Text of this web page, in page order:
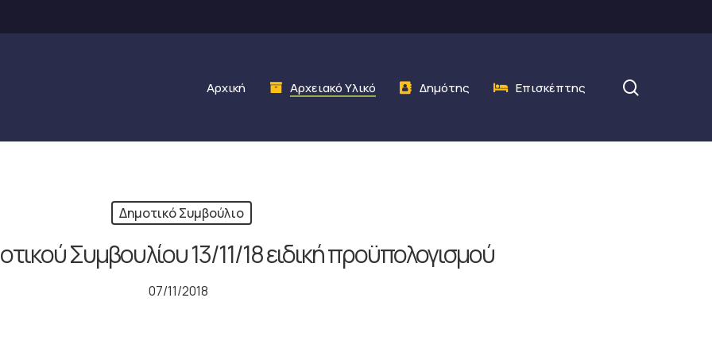
Αρχική Αρχειακό Υλικό Δημότης Επισκέπτης
Δημοτικό Συμβούλιο
Συμβουλίου 13/11/18 ειδική προϋπολογισμού
07/11/2018